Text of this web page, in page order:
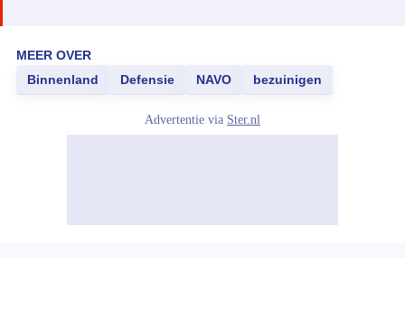
MEER OVER
Binnenland
Defensie NAVO bezuinigen
Advertentie via Ster.nl